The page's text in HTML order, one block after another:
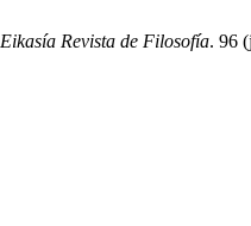
Eikasía Revista de Filosofía. 96